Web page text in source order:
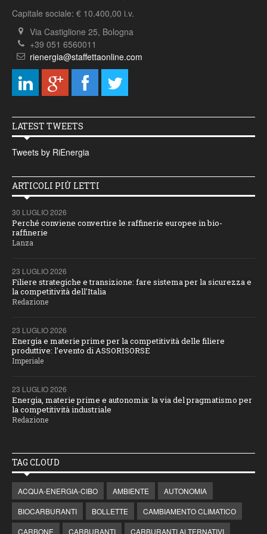
Capitale sociale: € 10.400,00 i.v.
Via Castiglione 25, Bologna
+39 051 6560011
rienergia@staffettaonline.com
LATEST TWEETS
Tweets by RiEnergia
ARTICOLI PIÙ LETTI
30 LUGLIO 2026
Perché conviene convertire le raffinerie europee in bio-
raffinerie
Lanza
23 LUGLIO 2026
Filiere strategiche e transizione: fare sistema per la sicurezza e
la competitività dell'Italia
Redazione
23 LUGLIO 2026
Energia e materie prime per la competitività delle filiere
produttive: l’evento di ASSORISORSE
Imperiale
23 LUGLIO 2026
Energia, materie prime e autonomia: la via del pragmatismo per
la competitività industriale
Redazione
TAG CLOUD
ACQUA-ENERGIA-CIBO AMBIENTE
AUTONOMIA
BIOCARBURANTI
BOLLETTE
CAMBIAMENTO CLIMATICO
CARBONE
CARBURANTI CARBURANTI ALTERNATIVI